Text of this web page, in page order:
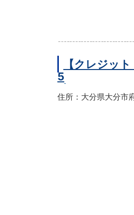
【クレジッ
5
住所：大分県大分市